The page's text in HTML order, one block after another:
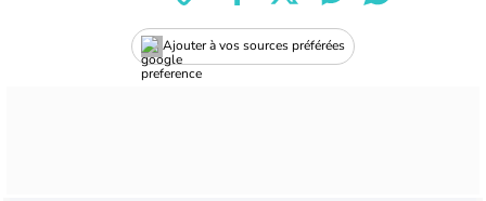
Ajouter à vos sources préférées